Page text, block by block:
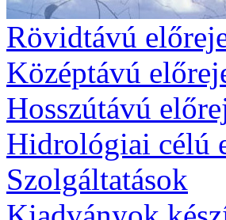
Rövidtávú
Középtávú
Hosszútávú
Hidrológiai célú
Szolgáltatások